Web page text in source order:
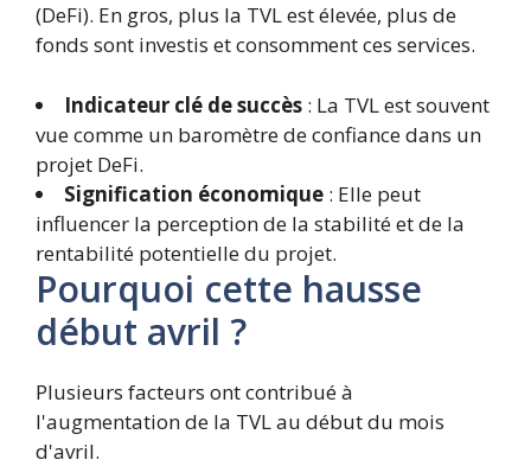
(DeFi). En gros, plus la TVL est élevée, plus de
fonds sont investis et consomment ces services.
Indicateur clé de succès : La TVL est souvent
vue comme un baromètre de confiance dans un
projet DeFi.
Signification économique : Elle peut
influencer la perception de la stabilité et de la
rentabilité potentielle du projet.
Pourquoi cette hausse
début avril ?
Plusieurs facteurs ont contribué à
l'augmentation de la TVL au début du mois
d'avril.